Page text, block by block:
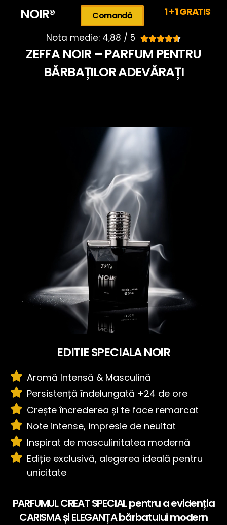
NOIR® Comandă 1 + 1 GRATIS
Nota medie: 4,88 / 5 
ZEFFA NOIR – PARFUM PENTRU
BĂRBAȚILOR ADEVĂRAȚI
EDITIE SPECIALA NOIR
Aromă Intensă & Masculină
Persistență îndelungată +24 de ore
Crește încrederea și te face remarcat
Note intense, impresie de neuitat
Inspirat de masculinitatea modernă
Ediție exclusivă, alegerea ideală pentru
unicitate
PARFUMUL CREAT SPECIAL pentru a evidenția
CARISMA și ELEGANȚA bărbatului modern